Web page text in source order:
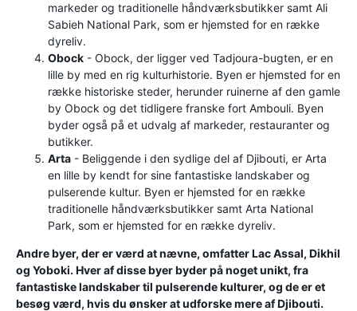
markeder og traditionelle håndværksbutikker samt Ali
Sabieh National Park, som er hjemsted for en række
dyreliv.
Obock - Obock, der ligger ved Tadjoura-bugten, er en
lille by med en rig kulturhistorie. Byen er hjemsted for en
række historiske steder, herunder ruinerne af den gamle
by Obock og det tidligere franske fort Ambouli. Byen
byder også på et udvalg af markeder, restauranter og
butikker.
Arta - Beliggende i den sydlige del af Djibouti, er Arta
en lille by kendt for sine fantastiske landskaber og
pulserende kultur. Byen er hjemsted for en række
traditionelle håndværksbutikker samt Arta National
Park, som er hjemsted for en række dyreliv.
Andre byer, der er værd at nævne, omfatter Lac Assal, Dikhil
og Yoboki. Hver af disse byer byder på noget unikt, fra
fantastiske landskaber til pulserende kulturer, og de er et
besøg værd, hvis du ønsker at udforske mere af Djibouti.